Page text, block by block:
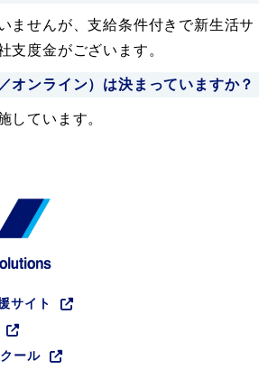
ませんが、支給条件付きで新生活サ
支度金がございます。
オンライン）は決まっていますか？
しています。
サイト
ール